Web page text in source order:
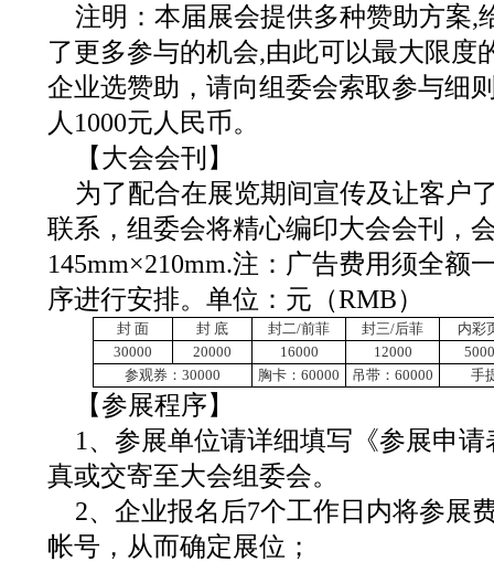
注明：本届展会提供多种赞助方案,
了更多参与的机会,由此可以最大限度
企业选赞助，请向组委会索取参与细
人1000元人民币。
【大会会刊】
为了配合在展览期间宣传及让客户
联系，组委会将精心编印大会会刊，
145mm×210mm.注：广告费用须全额
序进行安排。单位：元（RMB）
封 面 封 底 封二/前菲 封三/后菲
内彩
30000
20000 16000 12000
5000
参观券：30000
胸卡：60000 吊带：60000 手
【参展程序】
1、参展单位请详细填写《参展申
真或交寄至大会组委会。
2、企业报名后7个工作日内将参展
帐号，从而确定展位；